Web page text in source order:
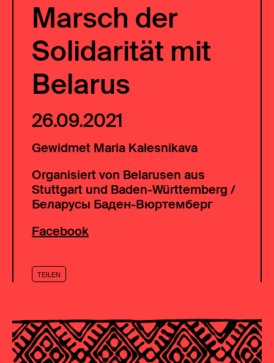
Marsch der
Solidarität mit
Belarus
26.09.2021
Gewidmet Maria Kalesnikava
Organisiert von Belarusen aus
Stuttgart und Baden-Württemberg /
Беларусы Баден-Вюртемберг
Facebook
TEILEN